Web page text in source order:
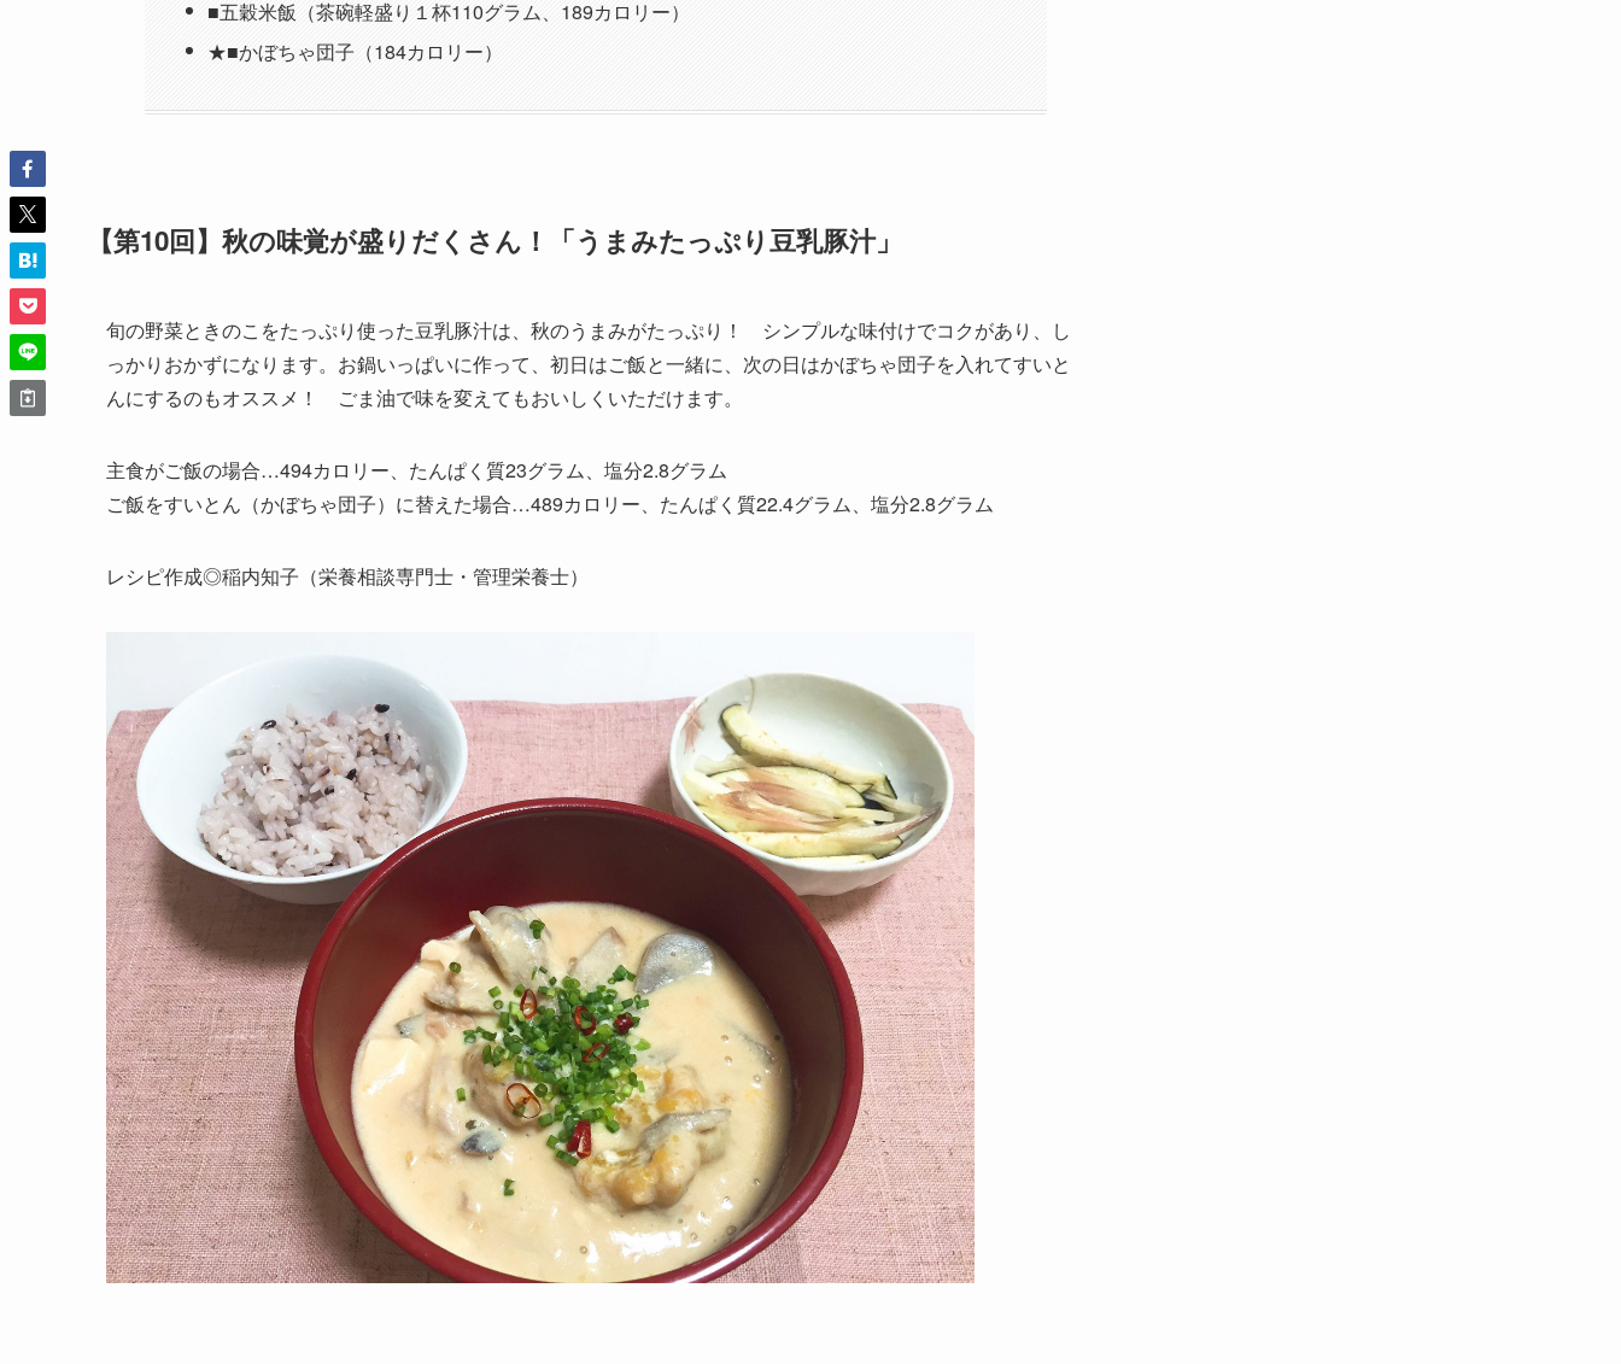
■五穀米飯（茶碗軽盛り１杯110グラム、189カロリー）
★■かぼちゃ団子（184カロリー）
【第10回】秋の味覚が盛りだくさん！「うまみたっぷり豆乳豚汁」
旬の野菜ときのこをたっぷり使った豆乳豚汁は、秋のうまみがたっぷり！ シンプルな味付けでコクがあり、し
っかりおかずになります。お鍋いっぱいに作って、初日はご飯と一緒に、次の日はかぼちゃ団子を入れてすいと
んにするのもオススメ！ ごま油で味を変えてもおいしくいただけます。
主食がご飯の場合…494カロリー、たんぱく質23グラム、塩分2.8グラム
ご飯をすいとん（かぼちゃ団子）に替えた場合…489カロリー、たんぱく質22.4グラム、塩分2.8グラム
レシピ作成◎稲内知子（栄養相談専門士・管理栄養士）